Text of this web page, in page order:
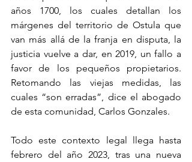
años 1700, los cuales detallan los
márgenes del territorio de Ostula que
van más allá de la franja en disputa, la
justicia vuelve a dar, en 2019, un fallo a
favor de los pequeños propietarios.
Retomando las viejas medidas, las
cuales “son erradas”, dice el abogado
de esta comunidad, Carlos Gonzales.
Todo este contexto legal llega hasta
febrero del año 2023, tras una nueva